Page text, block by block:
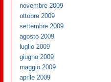
novembre 2009
ottobre 2009
settembre 2009
agosto 2009
luglio 2009
giugno 2009
maggio 2009
aprile 2009